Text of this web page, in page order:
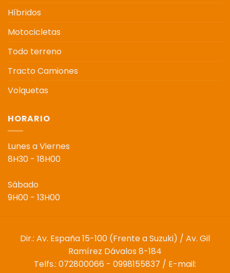
Híbridos
Motocicletas
Todo terreno
Tracto Camiones
Volquetas
HORARIO
Lunes a Viernes
8H30 - 18H00
Sábado
9H00 - 13H00
Dir.: Av. España 15-100 (Frente a Suzuki) / Av. Gil
Ramírez Dávalos 8-184
Telfs.: 072800066 - 0998155837 / E-mail: